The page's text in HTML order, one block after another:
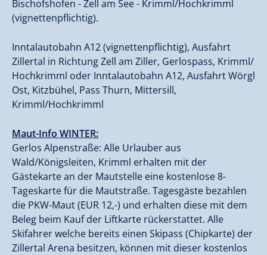
Bischofshofen - Zell am See - Krimml/Hochkrimml
(vignettenpflichtig).
Inntalautobahn A12 (vignettenpflichtig), Ausfahrt
Zillertal in Richtung Zell am Ziller, Gerlospass, Krimml/
Hochkrimml oder Inntalautobahn A12, Ausfahrt Wörgl
Ost, Kitzbühel, Pass Thurn, Mittersill,
Krimml/Hochkrimml
Maut-Info WINTER:
Gerlos Alpenstraße: Alle Urlauber aus
Wald/Königsleiten, Krimml erhalten mit der
Gästekarte an der Mautstelle eine kostenlose 8-
Tageskarte für die Mautstraße. Tagesgäste bezahlen
die PKW-Maut (EUR 12,-) und erhalten diese mit dem
Beleg beim Kauf der Liftkarte rückerstattet. Alle
Skifahrer welche bereits einen Skipass (Chipkarte) der
Zillertal Arena besitzen, können mit dieser kostenlos